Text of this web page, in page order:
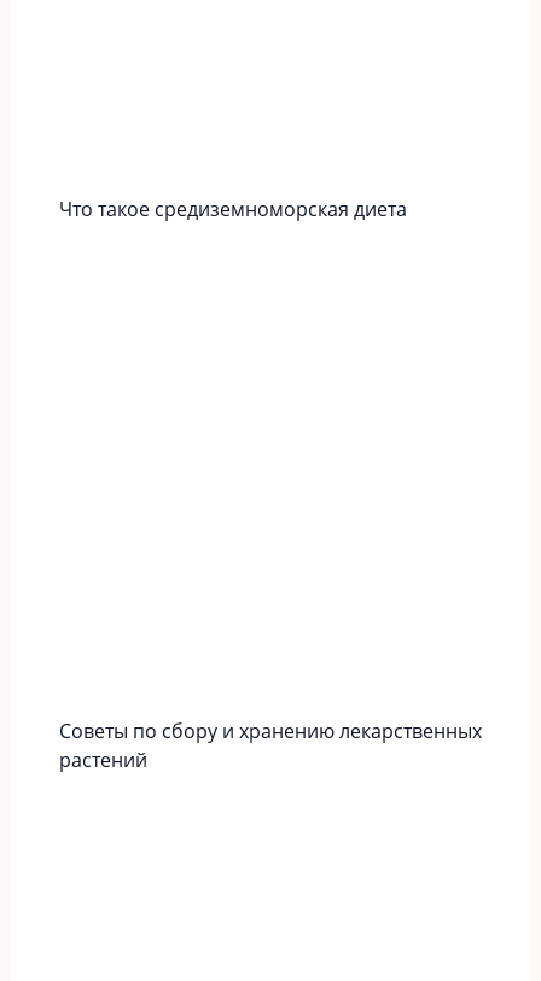
Что такое средиземноморская диета
Советы по сбору и хранению лекарственных
растений